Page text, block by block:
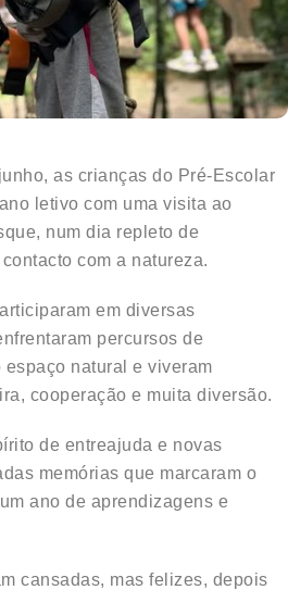
as crianças do Pré-Escolar
letivo com uma visita ao
num dia repleto de
com a natureza.
em diversas
percursos de
natural e viveram
cooperação e muita diversão.
de entreajuda e novas
memórias que marcaram o
ano de aprendizagens e
cansadas, mas felizes, depois